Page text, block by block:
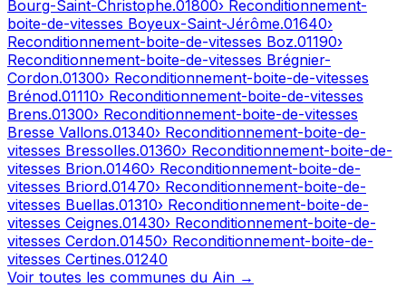
Bourg-Saint-Christophe.01800› Reconditionnement-
boite-de-vitesses Boyeux-Saint-Jérôme.01640›
Reconditionnement-boite-de-vitesses Boz.01190›
Reconditionnement-boite-de-vitesses Brégnier-
Cordon.01300› Reconditionnement-boite-de-vitesses
Brénod.01110› Reconditionnement-boite-de-vitesses
Brens.01300› Reconditionnement-boite-de-vitesses
Bresse Vallons.01340› Reconditionnement-boite-de-
vitesses Bressolles.01360› Reconditionnement-boite-de-
vitesses Brion.01460› Reconditionnement-boite-de-
vitesses Briord.01470› Reconditionnement-boite-de-
vitesses Buellas.01310› Reconditionnement-boite-de-
vitesses Ceignes.01430› Reconditionnement-boite-de-
vitesses Cerdon.01450› Reconditionnement-boite-de-
vitesses Certines.01240
Voir toutes les communes du Ain →